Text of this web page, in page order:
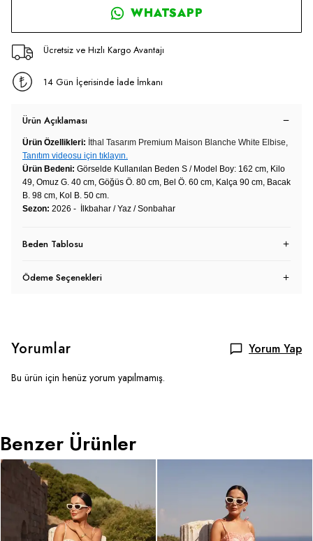
WHATSAPP
Ücretsiz ve Hızlı Kargo Avantajı
14 Gün İçerisinde İade İmkanı
Ürün Açıklaması
Ürün Özellikleri: İthal Tasarım Premium Maison Blanche White Elbise,
Tanıtım videosu için tıklayın.
Ürün Bedeni: Görselde Kullanılan Beden S / Model Boy: 162 cm, Kilo
49, Omuz G. 40 cm, Göğüs Ö. 80 cm, Bel Ö. 60 cm, Kalça 90 cm, Bacak
B. 98 cm, Kol B. 50 cm.
Sezon: 2026 - İlkbahar / Yaz / Sonbahar
Beden Tablosu
Ödeme Seçenekleri
Yorumlar Yorum Yap
Bu ürün için henüz yorum yapılmamış.
Benzer Ürünler